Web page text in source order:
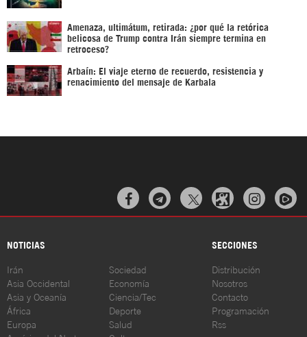
Amenaza, ultimátum, retirada: ¿por qué la retórica
belicosa de Trump contra Irán siempre termina en
retroceso?
Arbaín: El viaje eterno de recuerdo, resistencia y
renacimiento del mensaje de Karbala
  
NOTICIAS SECCIONES
Irán
Asia Occidental
Asia y Oceanía
África
Europa
Sociedad
Economía
Ciencia/Tec
Deporte
Salud
Distribución
Nosotros
Contacto
Programación
Rss